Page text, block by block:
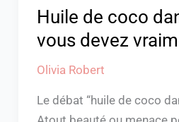
Huile de coco
vous devez
Olivia Robert
Le débat “huile de coco
savoir